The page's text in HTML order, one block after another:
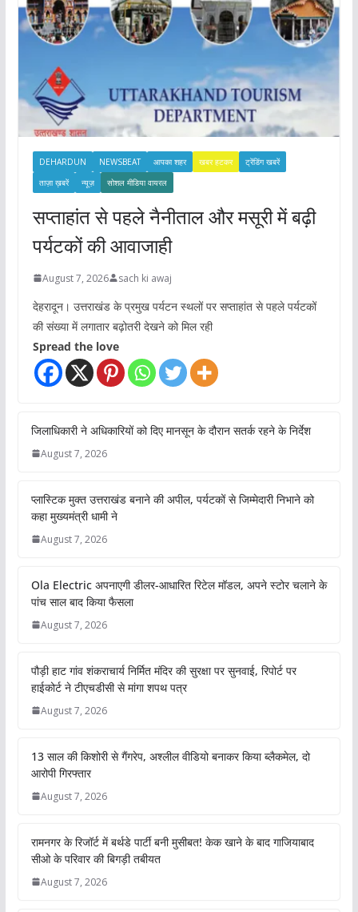
DEHARDUN NEWSBEAT आपका शहर खबर हटकर
ट्रेंडिंग खबरें
ताज़ा ख़बरें
न्यूज़ सोशल मीडिया वायरल
सप्ताहांत से पहले नैनीताल और मसूरी में बढ़ी
पर्यटकों की आवाजाही
August 7, 2026 sach ki awaj
देहरादून। उत्तराखंड के प्रमुख पर्यटन स्थलों पर सप्ताहांत से पहले पर्यटकों
की संख्या में लगातार बढ़ोतरी देखने को मिल रही
Spread the love
जिलाधिकारी ने अधिकारियों को दिए मानसून के दौरान सतर्क रहने के निर्देश
August 7, 2026
प्लास्टिक मुक्त उत्तराखंड बनाने की अपील, पर्यटकों से जिम्मेदारी निभाने को
कहा मुख्यमंत्री धामी ने
August 7, 2026
Ola Electric अपनाएगी डीलर-आधारित रिटेल मॉडल, अपने स्टोर चलाने के
पांच साल बाद किया फैसला
August 7, 2026
पौड़ी हाट गांव शंकराचार्य निर्मित मंदिर की सुरक्षा पर सुनवाई, रिपोर्ट पर
हाईकोर्ट ने टीएचडीसी से मांगा शपथ पत्र
August 7, 2026
13 साल की किशोरी से गैंगरेप, अश्लील वीडियो बनाकर किया ब्लैकमेल, दो
आरोपी गिरफ्तार
August 7, 2026
रामनगर के रिजॉर्ट में बर्थडे पार्टी बनी मुसीबत! केक खाने के बाद गाजियाबाद
सीओ के परिवार की बिगड़ी तबीयत
August 7, 2026